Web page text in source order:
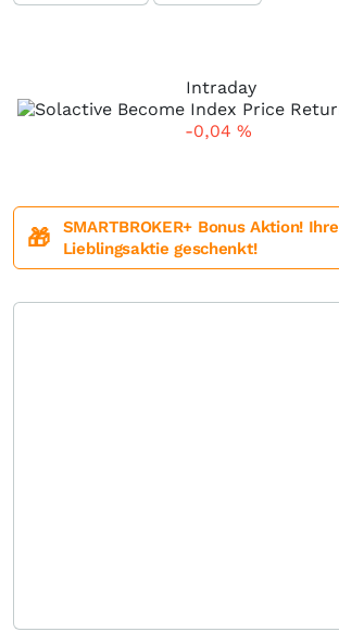
Intraday
-0,04 %
🎁
SMARTBROKER+ Bonus Aktion! Ihre
Lieblingsaktie geschenkt!